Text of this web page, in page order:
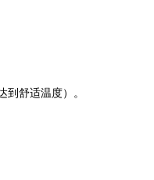
舒适温度）。